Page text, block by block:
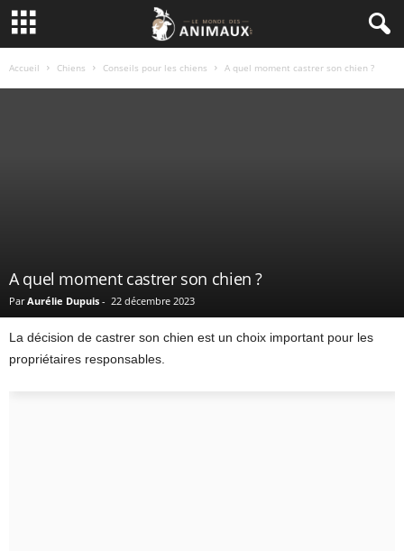
Accueil Chiens Conseils pour les chiens A quel moment castrer son chien ?
A quel moment castrer son chien ?
Par Aurélie Dupuis - 22 décembre 2023
La décision de castrer son chien est un choix important pour les
propriétaires responsables.